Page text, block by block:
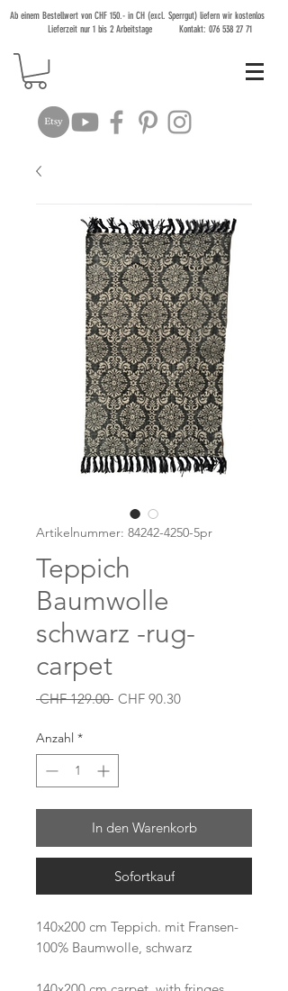
Ab einem Bestellwert von CHF 150.- in CH (excl. Sperrgut) liefern wir kostenlos
Lieferzeit nur 1 bis 2 Arbeitstage Kontakt: 076 538 27 71
Artikelnummer: 84242-4250-5pr
Teppich
Baumwolle
schwarz -rug-
carpet
CHF 129.00 Standardpreis
CHF 90.30Sale-
Anzahl *
In den Warenkorb
Sofortkauf
140x200 cm Teppich. mit Fransen-
100% Baumwolle, schwarz